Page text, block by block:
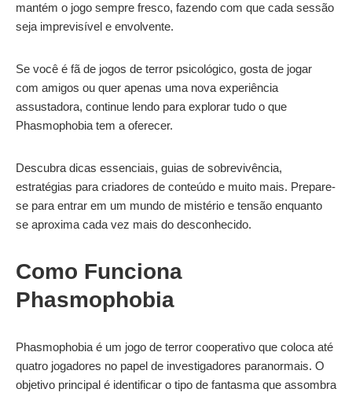
mantém o jogo sempre fresco, fazendo com que cada sessão
seja imprevisível e envolvente.
Se você é fã de jogos de terror psicológico, gosta de jogar
com amigos ou quer apenas uma nova experiência
assustadora, continue lendo para explorar tudo o que
Phasmophobia tem a oferecer.
Descubra dicas essenciais, guias de sobrevivência,
estratégias para criadores de conteúdo e muito mais. Prepare-
se para entrar em um mundo de mistério e tensão enquanto
se aproxima cada vez mais do desconhecido.
Como Funciona
Phasmophobia
Phasmophobia é um jogo de terror cooperativo que coloca até
quatro jogadores no papel de investigadores paranormais. O
objetivo principal é identificar o tipo de fantasma que assombra